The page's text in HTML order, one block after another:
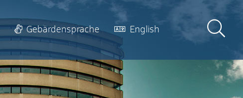
Gebärdensprache English